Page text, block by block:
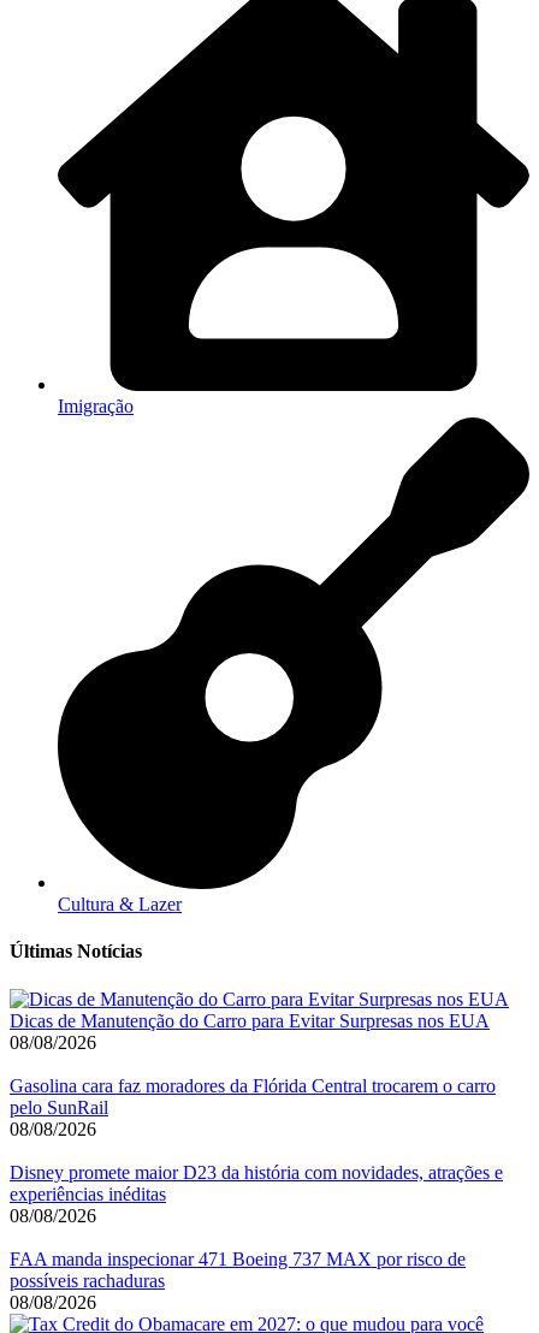
Imigração
Cultura & Lazer
Últimas Notícias
Dicas de Manutenção do Carro para Evitar Surpresas nos EUA
08/08/2026
Gasolina cara faz moradores da Flórida Central trocarem o carro
pelo SunRail
08/08/2026
Disney promete maior D23 da história com novidades, atrações e
experiências inéditas
08/08/2026
FAA manda inspecionar 471 Boeing 737 MAX por risco de
possíveis rachaduras
08/08/2026